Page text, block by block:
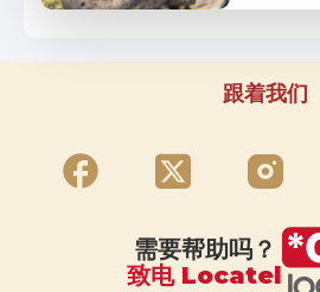
跟着我们
需要帮助吗？
致电 Locatel